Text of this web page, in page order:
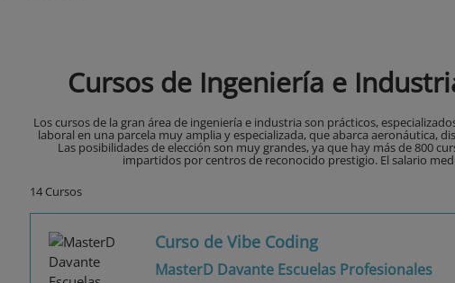
Cursos de Ingeniería e
Los cursos de la gran área de ingeniería e industria son prácticos,
laboral en una parcela muy amplia y especializada, que abarca aeronáutica,
Las posibilidades de elección son muy grandes, ya que hay más de 800
impartidos por centros de reconocido prestigio. El salario
14 Cursos
Curso de Vibe Coding
MasterD Davante Escuelas Profesionales